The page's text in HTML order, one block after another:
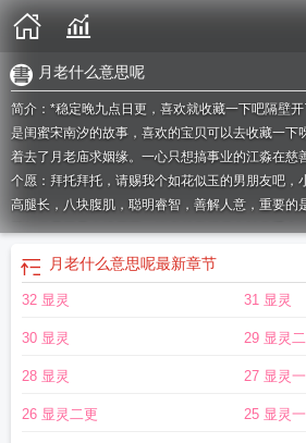
月老什么意思呢
简介：*稳定晚九点日更，喜欢就收藏一下吧隔壁
是闺蜜宋南汐的故事，喜欢的宝贝可以去收藏一下
着去了月老庙求姻缘。一心只想搞事业的江淼在慈
个愿：拜托拜托，请赐我个如花似玉的男朋友吧，
高腿长，八块腹肌，聪明睿智，善解人意，重要的
不知道是不是光线原因，江淼总觉得月老神像手
上，天空突然下起了暴雨，江淼和闺蜜只能暂时躲
手……
青月不明
怎么让月老
老什么意思呢
月老是什
微博 月老灵签百科 月老显灵了惊
了月老后有了男朋友分手了
月老真的会显灵吗去
月老什么意思呢最新章节
32 显灵 31 显灵
30 显灵 29 显灵
28 显灵 27 显灵
26 显灵二更 25 显灵